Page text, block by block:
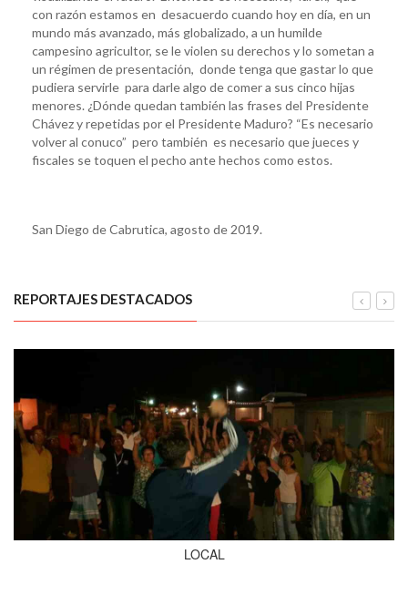
con razón estamos en desacuerdo cuando hoy en día, en un
mundo más avanzado, más globalizado, a un humilde
campesino agricultor, se le violen su derechos y lo sometan a
un régimen de presentación, donde tenga que gastar lo que
pudiera servirle para darle algo de comer a sus cinco hijas
menores. ¿Dónde quedan también las frases del Presidente
Chávez y repetidas por el Presidente Maduro? “Es necesario
volver al conuco” pero también es necesario que jueces y
fiscales se toquen el pecho ante hechos como estos.
San Diego de Cabrutica, agosto de 2019.
REPORTAJES DESTACADOS
LOCAL